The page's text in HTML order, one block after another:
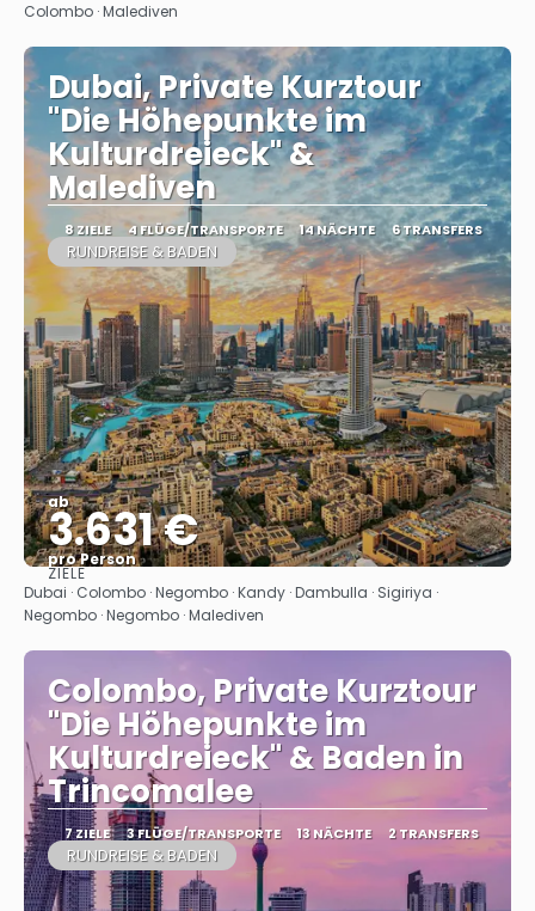
Colombo · Malediven
Dubai, Private Kurztour
"Die Höhepunkte im
Kulturdreieck" &
Malediven
8 ZIELE 4 FLÜGE/TRANSPORTE 14 NÄCHTE 6 TRANSFERS
RUNDREISE & BADEN
ab
3.631 €
pro Person
Sehen
ZIELE
Dubai · Colombo · Negombo · Kandy · Dambulla · Sigiriya ·
Negombo · Negombo · Malediven
Colombo, Private Kurztour
"Die Höhepunkte im
Kulturdreieck" & Baden in
Trincomalee
7 ZIELE 3 FLÜGE/TRANSPORTE 13 NÄCHTE 2 TRANSFERS
RUNDREISE & BADEN